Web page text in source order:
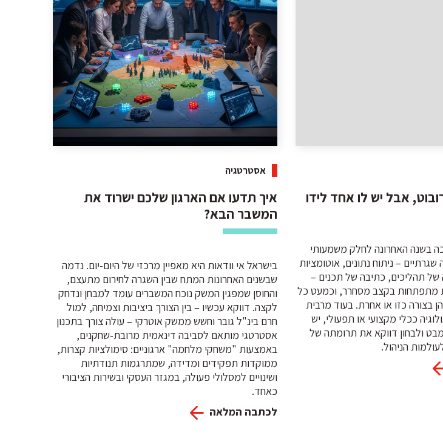
אבל יש לו אחד לידו
בשנה האחרונה לחלק משמעותי
– ניתוח נתונים, אוטומציות
של תהליכים, כתיבה של תכנים –
מתפתחות בקצב מסחרר, וכמעט כל
בצורה כזו או אחרת. בעוד מרבית
ככלי מקצועי או תפעולי, יש
ולבחון דווקא את תרומתה של
הניהול.
אסטרטגיה
איך תדעו אם הארגון שלכם ישרוד את
המשבר הבא?
בישראל אי וודאות היא מאפיין מרכזי של היום-יום. נדמה
שבשנים האחרונות המתח שבין השגרה לחירום מתעצם,
והחוסן שמפגין המשק נוכח המשברים עומד למבחן ונדחק
לקצה. דווקא עכשיו – בין הצורך ביציבות וצמיחה, למול
חרם בינ"ל גובר וחשש ממשק אוטרקי – עולה צורך בתכנון
אסטרטגי מותאם לסביבה דינאמית מרובת-שחקנים,
באמצעות "משחקי מלחמה" ארגוניים: סימולציות קצרות,
ממוקדות תפקידים ומדידה, שמתרגמות תנודתיות
ושינויים למסלולי פעולה, במגזר העסקי ובשירות הציבורי
כאחד.
לכתבה המלאה